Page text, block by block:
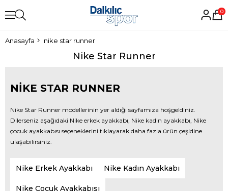
0
Anasayfa nike star runner
Nike Star Runner
NIKE STAR RUNNER
Nike Star Runner modellerinin yer aldığı sayfamıza hoşgeldiniz.
Dilerseniz aşağıdaki Nike erkek ayakkabı, Nike kadın ayakkabı, Nike
çocuk ayakkabısı seçeneklerini tıklayarak daha fazla ürün çeşidine
ulaşabilirsiniz.
Nike Erkek Ayakkabı Nike Kadın Ayakkabı
Nike Çocuk Ayakkabısı